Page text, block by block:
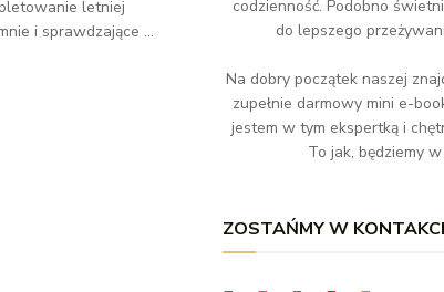
letniej
i sprawdzające ...
codzienność. Podobno
do lepszego
Na dobry początek naszej
zupełnie darmowy mini e-
jestem w tym ekspertką i
To jak, będziemy
ZOSTAŃMY W